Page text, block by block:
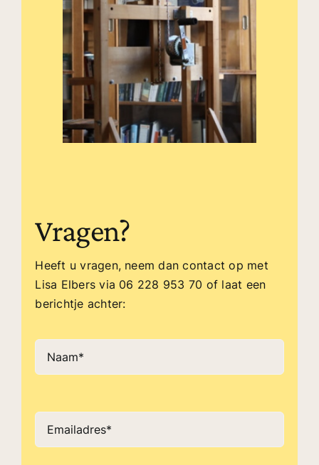
Vragen?
Heeft u vragen, neem dan contact op met
Lisa Elbers via 06 228 953 70 of laat een
berichtje achter: